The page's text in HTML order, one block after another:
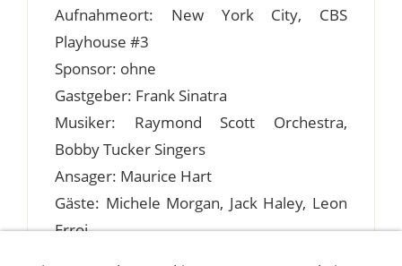
Aufnahmeort: New York City, CBS
Playhouse #3
Sponsor: ohne
Gastgeber: Frank Sinatra
Musiker: Raymond Scott Orchestra,
Bobby Tucker Singers
Ansager: Maurice Hart
Gäste: Michele Morgan, Jack Haley, Leon
Erroi